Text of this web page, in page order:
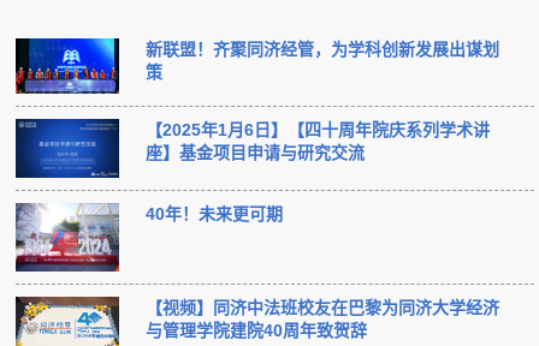
新联盟！齐聚同济经管，为学科创新发展出谋划
策
【2025年1月6日】【四十周年院庆系列学术讲
座】基金项目申请与研究交流
40年！未来更可期
【视频】同济中法班校友在巴黎为同济大学经济
与管理学院建院40周年致贺辞